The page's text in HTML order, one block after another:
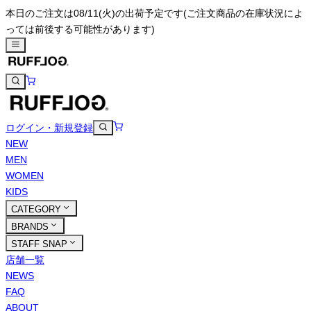
本日のご注文は08/11(火)の出荷予定です(ご注文商品の在庫状況によ
っては前後する可能性があります)
ログイン・新規登録
NEW
MEN
WOMEN
KIDS
CATEGORY
BRANDS
STAFF SNAP
店舗一覧
NEWS
FAQ
ABOUT